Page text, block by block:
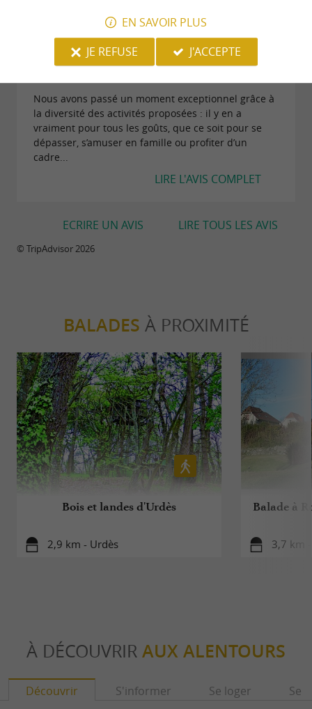
"Une expérience inoubliable chez Lacq Venture !"
Nous avons passé un moment exceptionnel grâce à
la diversité des activités proposées : il y en a
vraiment pour tous les goûts, que ce soit pour se
dépasser, s’amuser en famille ou profiter d’un
cadre...
LIRE L'AVIS COMPLET
LIRE TOUS LES AVIS
ECRIRE UN AVIS
© TripAdvisor 2026
BALADES À PROXIMITÉ
Bois et landes d'Urdès
2,9 km - Urdès
Balade à
3,7 km
À DÉCOUVRIR AUX ALENTOURS
Découvrir S'informer Se loger Se
EN SAVOIR PLUS
JE REFUSE
J'ACCEPTE